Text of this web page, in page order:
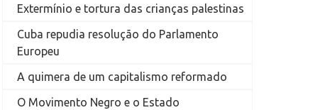
Extermínio e tortura das crianças palestinas
Cuba repudia resolução do Parlamento
Europeu
A quimera de um capitalismo reformado
O Movimento Negro e o Estado